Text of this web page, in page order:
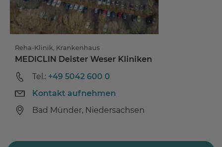
Reha-Klinik, Krankenhaus
MEDICLIN Deister Weser Kliniken
Tel.: +49 5042 600 0
Kontakt aufnehmen
Bad Münder, Niedersachsen